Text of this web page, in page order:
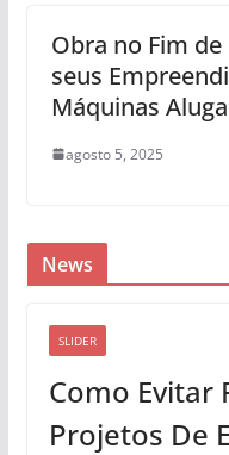
Obra no Fim
seus
Máquinas
agosto 5, 2025
News
SLIDER
Como Evitar
Projetos De